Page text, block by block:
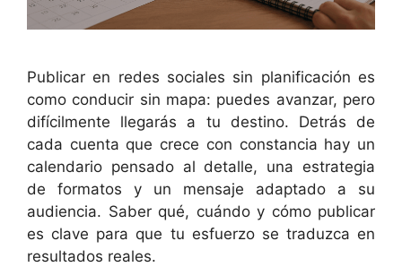
Publicar en redes sociales sin planificación es
como conducir sin mapa: puedes avanzar, pero
difícilmente llegarás a tu destino. Detrás de
cada cuenta que crece con constancia hay un
calendario pensado al detalle, una estrategia
de formatos y un mensaje adaptado a su
audiencia. Saber qué, cuándo y cómo publicar
es clave para que tu esfuerzo se traduzca en
resultados reales.